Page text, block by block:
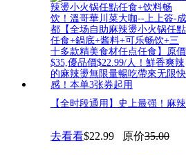
【全时段通用】史上最强！麻辣
溫
去看看$22.99 原价35.00